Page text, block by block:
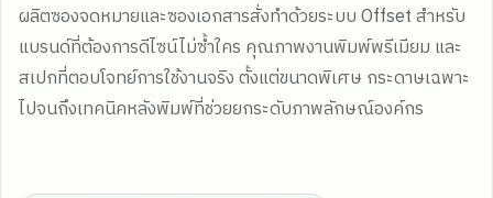
ผลิตซองจดหมายและซองเอกสารสั่งทำด้วยระบบ Offset สำหรับ
แบรนด์ที่ต้องการดีไซน์ไม่ซ้ำใคร คุณภาพงานพิมพ์พรีเมียม และ
สเปกที่ตอบโจทย์การใช้งานจริง ตั้งแต่ขนาดพิเศษ กระดาษเฉพาะ
ไปจนถึงเทคนิคหลังพิมพ์ที่ช่วยยกระดับภาพลักษณ์องค์กร